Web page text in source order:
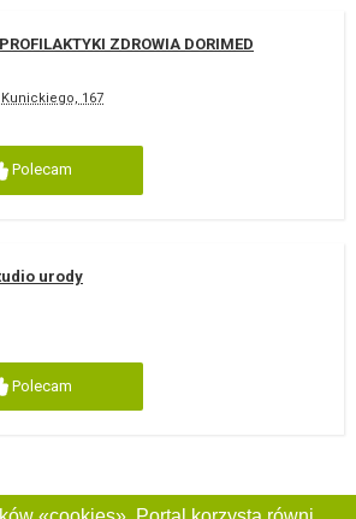
ZDROWIA DORIMED
167
Polecam
urody
Polecam